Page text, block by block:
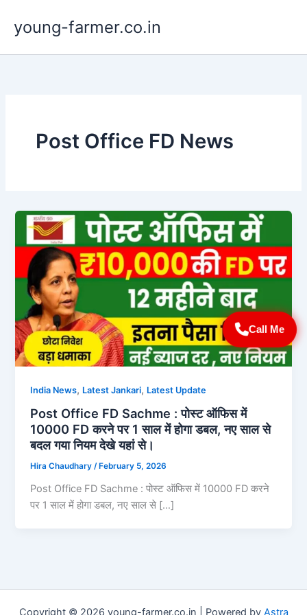
content
young-farmer.co.in
Post Office FD News
India News, Latest Jankari, Latest Update
Post Office FD Sachme : पोस्ट ऑफिस में
10000 FD करने पर 1 साल में होगा डबल, नए साल से
बदल गया नियम देखे यहां से।
Hira Chaudhary/ February 5, 2026
Post Office FD Sachme : पोस्ट ऑफिस में 10000 FD करने
पर 1 साल में होगा डबल, नए साल से […]
Copyright © 2026 young-farmer.co.in | Powered by Astra
Call Me